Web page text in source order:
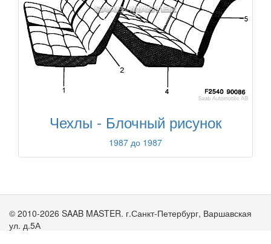
Чехлы - Блочный рисунок
1987 до 1987
© 2010-2026 SAAB MASTER. г.Санкт-Петербург, Варшавская
ул. д.5А